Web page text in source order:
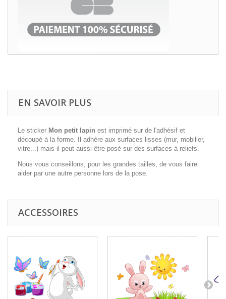
EN SAVOIR PLUS
Le sticker Mon petit lapin est imprimé sur de l'adhésif et
découpé à la forme. Il adhère aux surfaces lisses (mur, mobilier,
vitre...) mais il peut aussi être posé sur des surfaces à reliefs.
Nous vous conseillons, pour les grandes tailles, de vous faire
aider par une autre personne lors de la pose.
ACCESSOIRES